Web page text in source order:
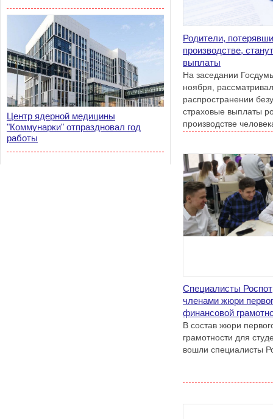
Центр ядерной медицины
"Коммунарки" отпраздновал год
работы
Родители,
производстве,
выплаты
На заседании
ноября,
распространении
страховые выплаты
производстве
Специалисты
членами жюри
финансовой
В состав жюри
грамотности для
вошли специалисты